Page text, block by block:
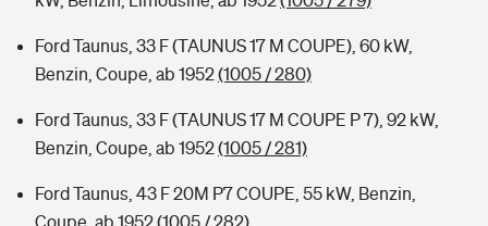
Ford Taunus, 33 F (TAUNUS 17 M COUPE), 60 kW,
Benzin, Coupe, ab 1952(1005 / 280)
Ford Taunus, 33 F (TAUNUS 17 M COUPE P 7), 92 kW,
Benzin, Coupe, ab 1952(1005 / 281)
Ford Taunus, 43 F 20M P7 COUPE, 55 kW, Benzin,
Coupe, ab 1952(1005 / 282)